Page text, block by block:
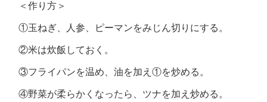
＜作り方＞
①玉ねぎ、人参、ピーマンをみじん切りにする。
②米は炊飯しておく。
③フライパンを温め、油を加え①を炒める。
④野菜が柔らかくなったら、ツナを加え炒める。